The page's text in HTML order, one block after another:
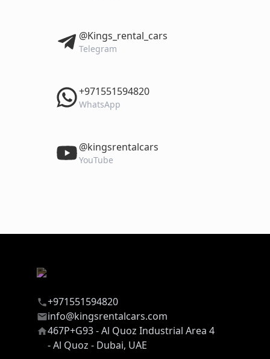
‎@Kings_rental_cars
Telegram
‎+971551594820
WhatsApp
‎@kingsrentalcars
YouTube
+971551594820
info@kingsrentalcars.com
467P+G93 - Al Quoz Industrial Area 4
- Al Quoz - Dubai, UAE